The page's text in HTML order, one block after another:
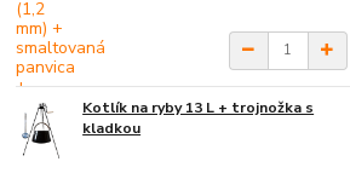
Kotlík na ryby 13 L + trojnožka s
kladkou